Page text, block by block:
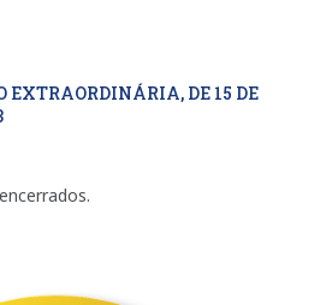
EXTRAORDINÁRIA, DE 15 DE